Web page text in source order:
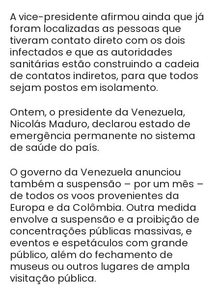
A vice-presidente afirmou ainda que já
foram localizadas as pessoas que
tiveram contato direto com os dois
infectados e que as autoridades
sanitárias estão construindo a cadeia
de contatos indiretos, para que todos
sejam postos em isolamento.
Ontem, o presidente da Venezuela,
Nicolás Maduro, declarou estado de
emergência permanente no sistema
de saúde do país.
O governo da Venezuela anunciou
também a suspensão – por um mês –
de todos os voos provenientes da
Europa e da Colômbia. Outra medida
envolve a suspensão e a proibição de
concentrações públicas massivas, e
eventos e espetáculos com grande
público, além do fechamento de
museus ou outros lugares de ampla
visitação pública.